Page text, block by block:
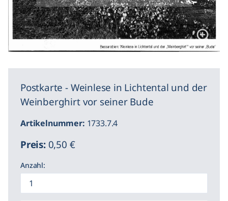
Postkarte - Weinlese in Lichtental und der
Weinberghirt vor seiner Bude
Artikelnummer: 1733.7.4
Preis:0,50 €
Anzahl: